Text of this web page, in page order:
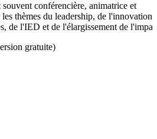
conférencière, animatrice et
thèmes du leadership, de l'innovation,
de l'IED et de l'élargissement de
gratuite)